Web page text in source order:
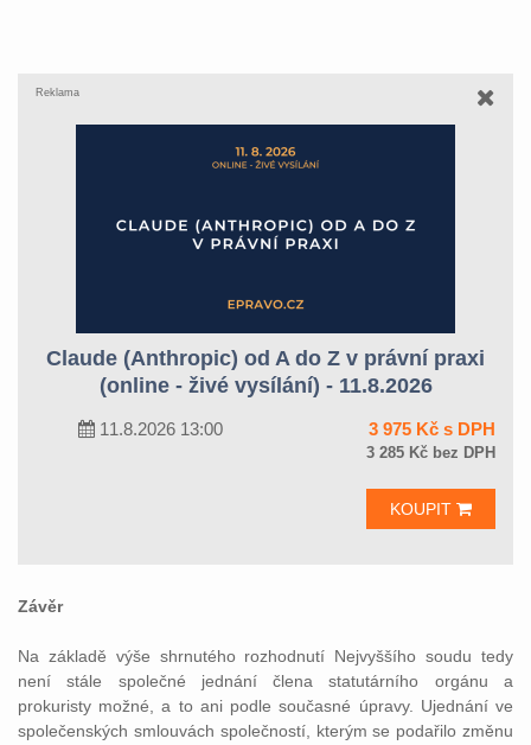
Reklama
Claude (Anthropic) od A do Z v právní praxi
(online - živé vysílání) - 11.8.2026
11.8.2026 13:00 3 975 Kč s DPH
3 285 Kč bez DPH
KOUPIT
Závěr
Na základě výše shrnutého rozhodnutí Nejvyššího soudu tedy
není stále společné jednání člena statutárního orgánu a
prokuristy možné, a to ani podle současné úpravy. Ujednání ve
společenských smlouvách společností, kterým se podařilo změnu